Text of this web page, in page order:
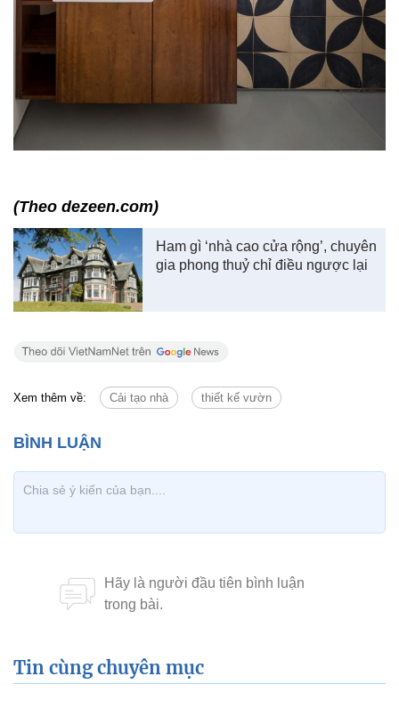
(Theo dezeen.com)
Ham gì ‘nhà cao cửa rộng’, chuyên
gia phong thuỷ chỉ điều ngược lại
Xem thêm về: Cải tạo nhà thiết kế vườn
Tin cùng chuyên mục